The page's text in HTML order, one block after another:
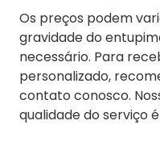
Os preços podem
gravidade do
necessário. Para
personalizado,
contato conosco.
qualidade do serviço